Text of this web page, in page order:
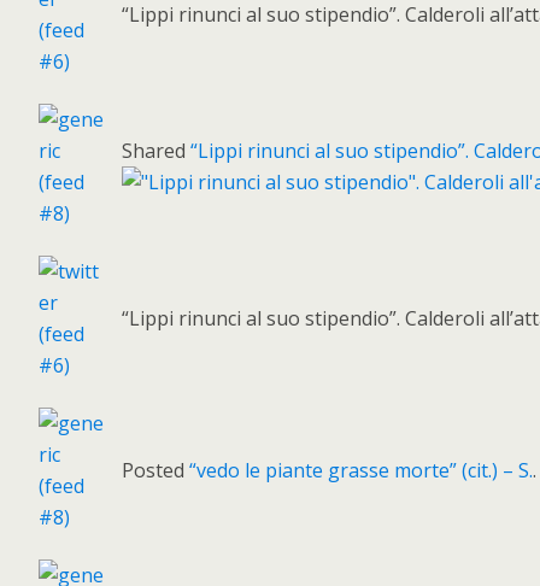
“Lippi rinunci al suo stipendio”. Calderoli
Shared “Lippi rinunci al suo stipendio”.
“Lippi rinunci al suo stipendio”. Calderoli
Posted “vedo le piante grasse morte” (cit.) – S..